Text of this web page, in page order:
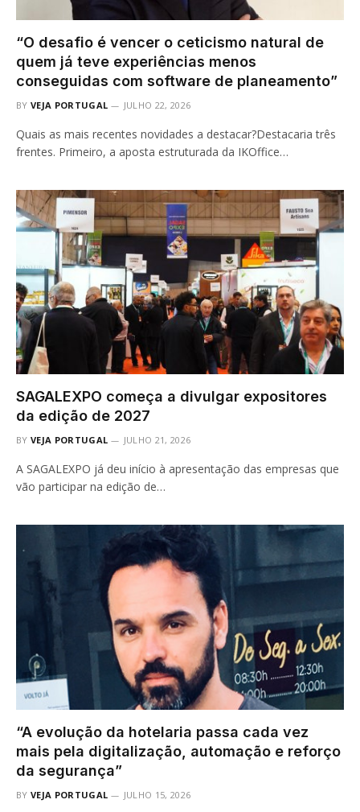
“O desafio é vencer o ceticismo natural de
quem já teve experiências menos
conseguidas com software de planeamento”
BY VEJA PORTUGAL JULHO 22, 2026
Quais as mais recentes novidades a destacar?Destacaria três
frentes. Primeiro, a aposta estruturada da IKOffice…
SAGALEXPO começa a divulgar expositores
da edição de 2027
BY VEJA PORTUGAL JULHO 21, 2026
A SAGALEXPO já deu início à apresentação das empresas que
vão participar na edição de…
“A evolução da hotelaria passa cada vez
mais pela digitalização, automação e reforço
da segurança”
BY VEJA PORTUGAL JULHO 15, 2026